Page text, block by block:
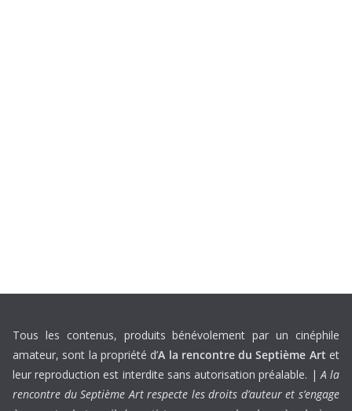
Tous les contenus, produits bénévolement par un cinéphile
amateur, sont la propriété d’A la rencontre du Septième Art et
leur reproduction est interdite sans autorisation préalable. |A la
rencontre du Septième Art respecte les droits d’auteur et s’engage